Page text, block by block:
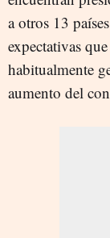
a otros 13
expectativas
habitualmente
aumento del